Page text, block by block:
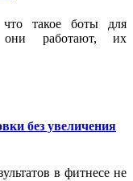
такое боты для
они работают, их
без увеличения
в фитнесе не